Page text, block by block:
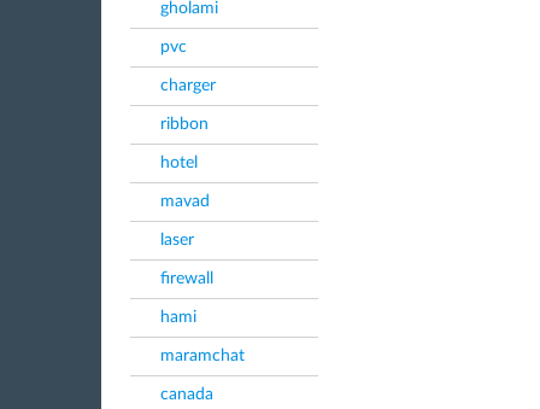
gholami
pvc
charger
ribbon
hotel
mavad
laser
firewall
hami
maramchat
canada